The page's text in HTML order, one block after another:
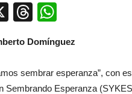
X Threads
Domínguez
sembrar esperanza”, con
Sembrando Esperanza